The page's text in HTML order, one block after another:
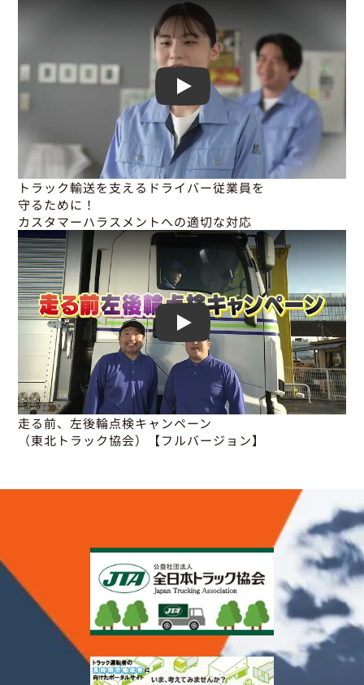
Play
トラック輸送を支えるドライバー従業員を
守るために！
カスタマーハラスメントへの適切な対応
Play
走る前、左後輪点検キャンペーン
（東北トラック協会）【フルバージョン】